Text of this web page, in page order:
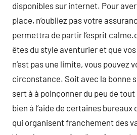
disponibles sur internet. Pour
place, n’oubliez pas votre
permettra de partir l’esprit
êtes du style aventurier et que
n’est pas une limite, vous pouvez
circonstance. Soit avec la bonne
sert à à poinçonner du peu de
bien à l’aide de certaines
qui organisent franchement des